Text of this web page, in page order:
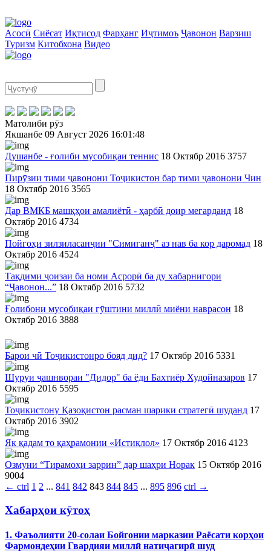
Асосӣ Сиёсат Иқтисод Фарҳанг Иҷтимоъ Ҷавонон Варзиш
Туризм Китобхона Видео
Матолиби рӯз
Якшанбе 09 Август 2026 16:01:48
Душанбе - ғолиби мусобиқаи теннис 18 Октябр 2016 3757
Пирӯзии тими ҷавонони Тоҷикистон бар тими ҷавонони Чин
18 Октябр 2016 3565
Дар ВМКБ машқҳои амалиётӣ - ҳарбӣ доир мегарданд 18
Октябр 2016 4734
Пойгоҳи зилзиласанҷии "Симиганҷ" аз нав ба кор даромад 18
Октябр 2016 4524
Тақдими ҷоизаи ба номи Асрорӣ ба ду хабарнигори
“Ҷавонон...” 18 Октябр 2016 5732
Ғолибони мусобиқаи гӯштини миллӣ миёни наврасон 18
Октябр 2016 3888
Барои чӣ Тоҷикистонро бояд дид? 17 Октябр 2016 5331
Шуруи ҷашнвораи "Дидор" ба ёди Бахтиёр Худойназаров 17
Октябр 2016 5595
Тоҷикистону Қазоқистон расман шарики стратегӣ шуданд 17
Октябр 2016 3902
Як қадам то қаҳрамонии «Истиқлол» 17 Октябр 2016 4123
Озмуни “Тирамоҳи заррин” дар шаҳри Норак 15 Октябр 2016
9004
← ctrl 1 2 ... 841 842 843 844 845 ... 895 896 ctrl →
Хабарҳои кӯтоҳ
1. Фаъолияти 20-солаи Бойгонии марказии Раёсати корҳои
Фармондеҳии Гвардияи миллӣ натиҷагирӣ шуд